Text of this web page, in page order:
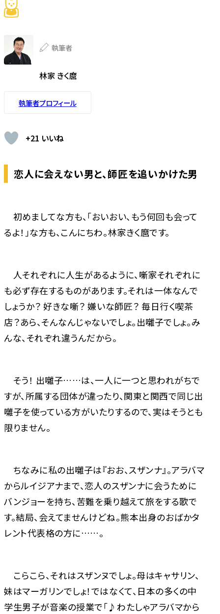
執筆者
林家 きく麿
執筆者プロフィール
+21 いいね
恋人に会えない男と、師匠を追いかけた男
初めましてな方も、「おいおい、もう何回も会って
るよ！」な方も、こんにちわ。林家きく麿です。
人それぞれに人生があるように、噺家それぞれに
も必ず存在するものがあります。それは一体なんで
しょうか？ 好きな噺？ 嫌いな師匠？ 毎日行く喫茶
店？――あら、そんなんじゃないでしょ。出囃子でしょ。み
んな、それぞれ違うんだから。
そう！ 出囃子……は、一人に一つと思われがちで
すが、所属する団体が違ったり、関東と関西で同じ出
囃子を使っている方がいたりするので、実はそうとも
限りません。
ちなみに私の出囃子は『おお、スザンナ』。アラバマ
からルイジアナまで、恋人のスザンナに会うために
バンジョーを持ち、苦難を乗り越えて旅をする歌で
す。結局、会えてませんけどね。熊本出身のおばかタ
レント代表格の方に……。
こらこら、それはスザンヌでしょ。母はキャサリン、
妹はマーガリンでしょ！ではなくて、日本の多くの中
学生男子が音楽の授業で「♪わたしゃアラバマから